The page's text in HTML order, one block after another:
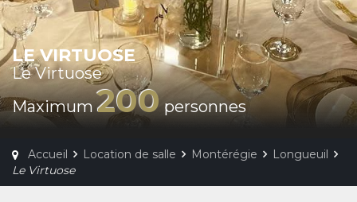
LE VIRTUOSE
Le Virtuose
Maximum200personnes
Accueil Location de salle Montérégie
Longueuil
Le Virtuose